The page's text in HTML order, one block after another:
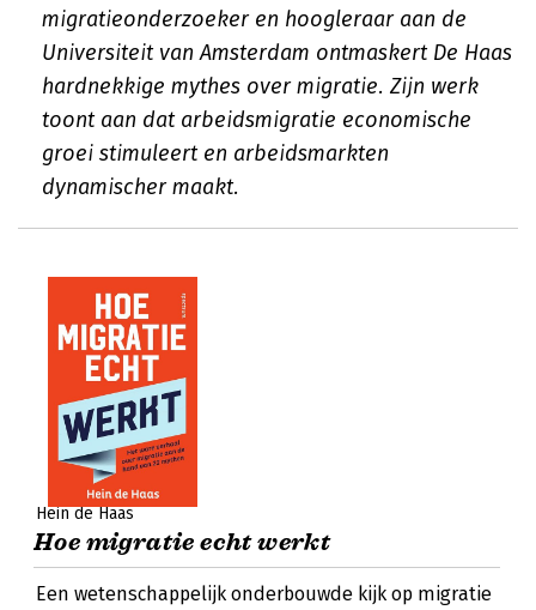
migratieonderzoeker en hoogleraar aan de
Universiteit van Amsterdam ontmaskert De Haas
hardnekkige mythes over migratie. Zijn werk
toont aan dat arbeidsmigratie economische
groei stimuleert en arbeidsmarkten
dynamischer maakt.
Hein de Haas
Hoe migratie echt werkt
Een wetenschappelijk onderbouwde kijk op migratie